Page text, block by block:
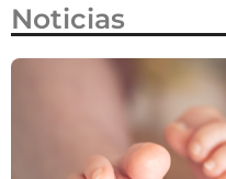
Noticias